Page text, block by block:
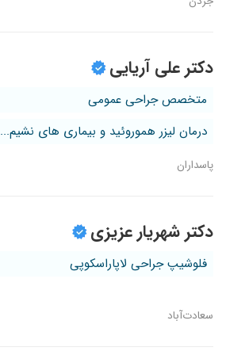
دکتر علی آریایی
متخصص جراحی عمومی
درمان لیزر هموروئید و بیماری های نشیم...
پاسداران
دکتر شهریار عزیزی
فلوشیپ جراحی لاپاراسکوپی
سعادت‌آباد